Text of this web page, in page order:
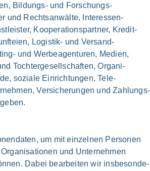
Bildungs- und Forschungs­
und Rechts­anwälte, Interessen­
Kooperations­partner, Kredit-
Logistik- und Versand­
und Werbe­agenturen, Medi­en,
Tochter­gesell­schaften, Organi­
sozia­le Ein­richtungen, Tele­
Ver­sicherungen und Zahlungs­
um mit ein­zel­nen Per­so­nen
und Unter­neh­men
Dabei bear­bei­ten wir ins­be­son­de­